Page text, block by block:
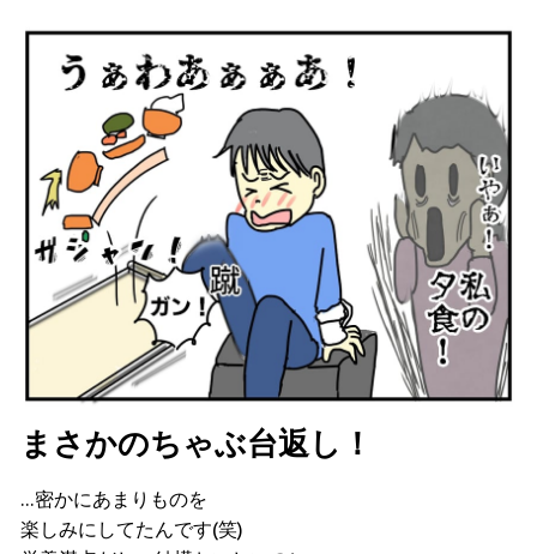
まさかのちゃぶ台返し！
…密かにあまりものを
楽しみにしてたんです(笑)